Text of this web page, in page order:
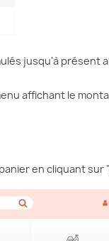
jusqu'à présent
affichant le
en cliquant sur